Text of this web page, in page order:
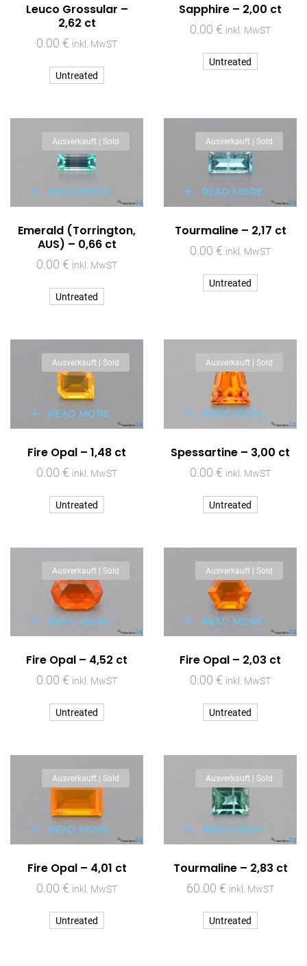
Leuco Grossular –
2,62 ct
0.00 € inkl. MwST
Untreated
Sapphire – 2,00 ct
0.00 € inkl. MwST
Untreated
Ausverkauft | Sold
READ MORE
Emerald (Torrington,
AUS) – 0,66 ct
0.00 € inkl. MwST
Untreated
Ausverkauft | Sold
READ MORE
Tourmaline – 2,17 ct
0.00 € inkl. MwST
Untreated
Ausverkauft | Sold
READ MORE
Fire Opal – 1,48 ct
0.00 € inkl. MwST
Untreated
Ausverkauft | Sold
READ MORE
Spessartine – 3,00 ct
0.00 € inkl. MwST
Untreated
Ausverkauft | Sold
READ MORE
Fire Opal – 4,52 ct
0.00 € inkl. MwST
Untreated
Ausverkauft | Sold
READ MORE
Fire Opal – 2,03 ct
0.00 € inkl. MwST
Untreated
Ausverkauft | Sold
READ MORE
Fire Opal – 4,01 ct
0.00 € inkl. MwST
Untreated
Ausverkauft | Sold
READ MORE
Tourmaline – 2,83 ct
60.00 € inkl. MwST
Untreated